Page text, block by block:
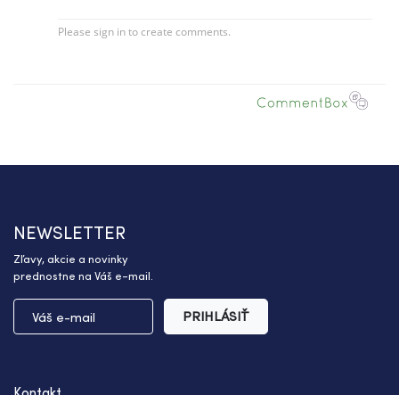
NEWSLETTER
Zľavy, akcie a novinky
prednostne na Váš e-mail.
PRIHLÁSIŤ